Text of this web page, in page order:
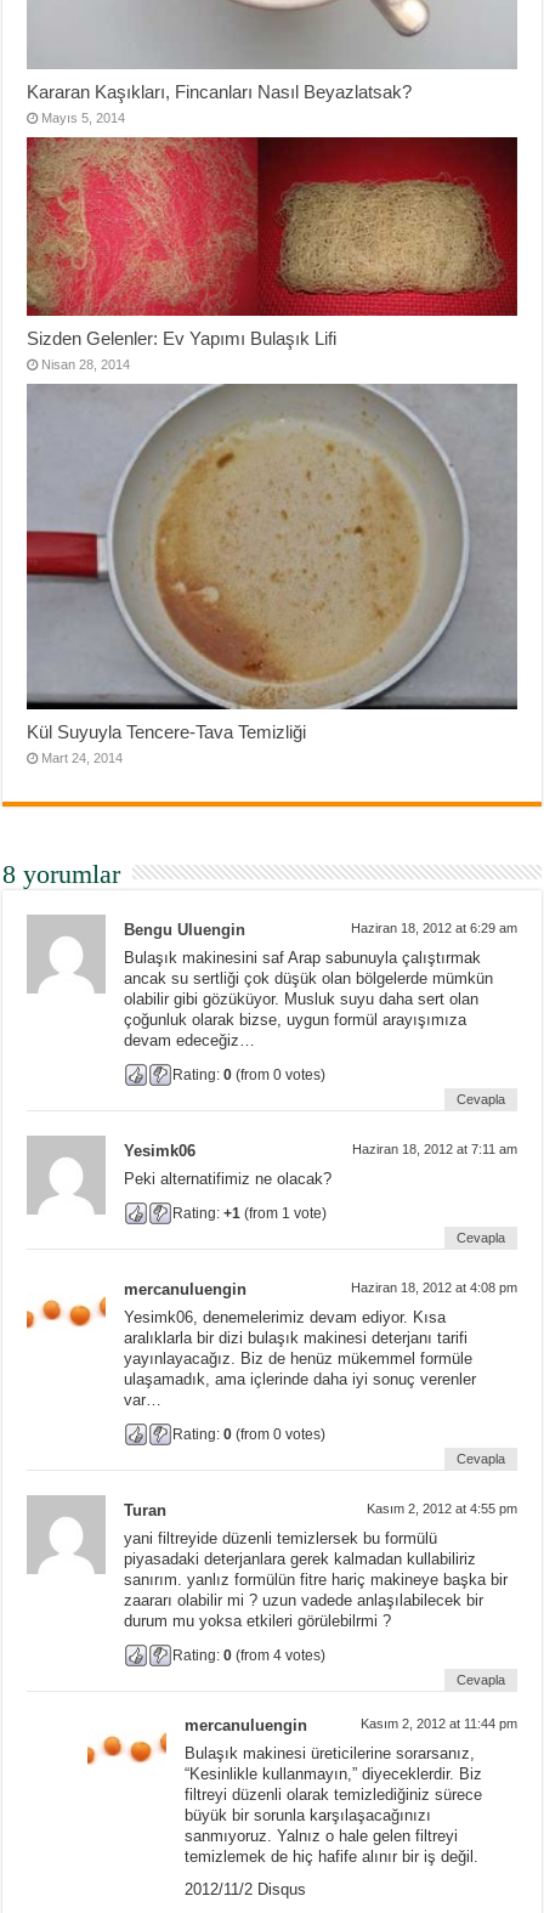
Kararan Kaşıkları, Fincanları Nasıl Beyazlatsak?
Mayıs 5, 2014
Sizden Gelenler: Ev Yapımı Bulaşık Lifi
Nisan 28, 2014
Kül Suyuyla Tencere-Tava Temizliği
Mart 24, 2014
8 yorumlar
Bengu Uluengin Haziran 18, 2012 at 6:29 am
Bulaşık makinesini saf Arap sabunuyla çalıştırmak
ancak su sertliği çok düşük olan bölgelerde mümkün
olabilir gibi gözüküyor. Musluk suyu daha sert olan
çoğunluk olarak bizse, uygun formül arayışımıza
devam edeceğiz…
Rating:0 (from 0 votes)
Cevapla
Yesimk06 Haziran 18, 2012 at 7:11 am
Peki alternatifimiz ne olacak?
Rating:+1 (from 1 vote)
Cevapla
mercanuluengin Haziran 18, 2012 at 4:08 pm
Yesimk06, denemelerimiz devam ediyor. Kısa
aralıklarla bir dizi bulaşık makinesi deterjanı tarifi
yayınlayacağız. Biz de henüz mükemmel formüle
ulaşamadık, ama içlerinde daha iyi sonuç verenler
var…
Rating:0 (from 0 votes)
Cevapla
Turan Kasım 2, 2012 at 4:55 pm
yani filtreyide düzenli temizlersek bu formülü
piyasadaki deterjanlara gerek kalmadan kullabiliriz
sanırım. yanlız formülün fitre hariç makineye başka bir
zaararı olabilir mi ? uzun vadede anlaşılabilecek bir
durum mu yoksa etkileri görülebilrmi ?
Rating:0 (from 4 votes)
Cevapla
mercanuluengin Kasım 2, 2012 at 11:44 pm
Bulaşık makinesi üreticilerine sorarsanız,
“Kesinlikle kullanmayın,” diyeceklerdir. Biz
filtreyi düzenli olarak temizlediğiniz sürece
büyük bir sorunla karşılaşacağınızı
sanmıyoruz. Yalnız o hale gelen filtreyi
temizlemek de hiç hafife alınır bir iş değil.
2012/11/2 Disqus